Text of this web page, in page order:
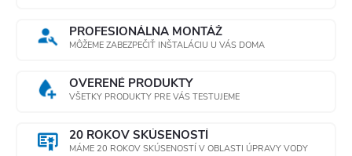
PROFESIONÁLNA MONTÁŽ
MÔŽEME ZABEZPEČIŤ INŠTALÁCIU U VÁS DOMA
OVERENÉ PRODUKTY
VŠETKY PRODUKTY PRE VÁS TESTUJEME
20 ROKOV SKÚSENOSTÍ
MÁME 20 ROKOV SKÚSENOSTÍ V OBLASTI ÚPRAVY VODY